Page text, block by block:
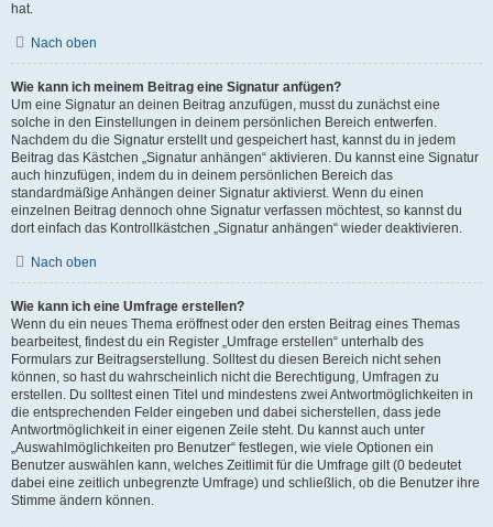
hat.
Nach oben
Wie kann ich meinem Beitrag eine Signatur anfügen?
Um eine Signatur an deinen Beitrag anzufügen, musst du zunächst eine
solche in den Einstellungen in deinem persönlichen Bereich entwerfen.
Nachdem du die Signatur erstellt und gespeichert hast, kannst du in jedem
Beitrag das Kästchen „Signatur anhängen“ aktivieren. Du kannst eine Signatur
auch hinzufügen, indem du in deinem persönlichen Bereich das
standardmäßige Anhängen deiner Signatur aktivierst. Wenn du einen
einzelnen Beitrag dennoch ohne Signatur verfassen möchtest, so kannst du
dort einfach das Kontrollkästchen „Signatur anhängen“ wieder deaktivieren.
Nach oben
Wie kann ich eine Umfrage erstellen?
Wenn du ein neues Thema eröffnest oder den ersten Beitrag eines Themas
bearbeitest, findest du ein Register „Umfrage erstellen“ unterhalb des
Formulars zur Beitragserstellung. Solltest du diesen Bereich nicht sehen
können, so hast du wahrscheinlich nicht die Berechtigung, Umfragen zu
erstellen. Du solltest einen Titel und mindestens zwei Antwortmöglichkeiten in
die entsprechenden Felder eingeben und dabei sicherstellen, dass jede
Antwortmöglichkeit in einer eigenen Zeile steht. Du kannst auch unter
„Auswahlmöglichkeiten pro Benutzer“ festlegen, wie viele Optionen ein
Benutzer auswählen kann, welches Zeitlimit für die Umfrage gilt (0 bedeutet
dabei eine zeitlich unbegrenzte Umfrage) und schließlich, ob die Benutzer ihre
Stimme ändern können.